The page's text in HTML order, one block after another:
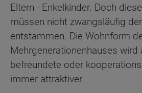
Eltern - Enkelkinder. Doch
müssen nicht zwangsläufig
entstammen. Die Wohnform
Mehrgenerationenhauses wird
befreundete oder
immer attraktiver.